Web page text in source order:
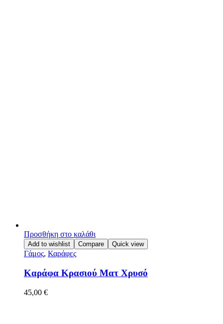
Προσθήκη στο καλάθι
Add to wishlist Compare Quick view
Γάμος, Καράφες
Καράφα Κρασιού Ματ Χρυσό
45,00 €